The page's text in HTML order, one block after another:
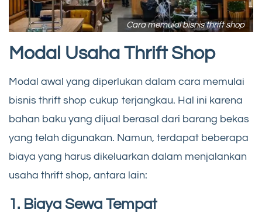
Cara memulai bisnis thrift shop
Modal Usaha Thrift Shop
Modal awal yang diperlukan dalam cara memulai
bisnis thrift shop cukup terjangkau. Hal ini karena
bahan baku yang dijual berasal dari barang bekas
yang telah digunakan. Namun, terdapat beberapa
biaya yang harus dikeluarkan dalam menjalankan
usaha thrift shop, antara lain:
1. Biaya Sewa Tempat